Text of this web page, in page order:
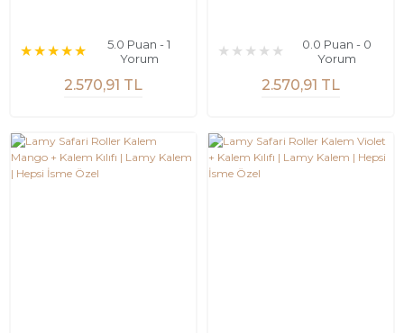
5.0 Puan - 1
Yorum
2.570,91 TL
0.0 Puan - 0
Yorum
2.570,91 TL